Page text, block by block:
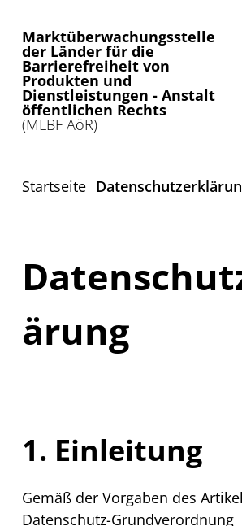
Marktüberwachungsstelle
der Länder für die
Barrierefreiheit von
Produkten und
Dienstleistungen - Anstalt
öffentlichen Rechts
(MLBF AöR)
Startseite
ärung
1. Einleitung
Gemäß der Vorgaben des
Datenschutz-Grundverordnung